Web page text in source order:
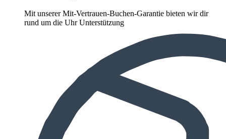
Mit unserer Mit-Vertrauen-Buchen-Garantie bieten wir dir
rund um die Uhr Unterstützung